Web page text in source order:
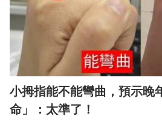
小拇指能不能彎曲，預示晚
命」：太準了！